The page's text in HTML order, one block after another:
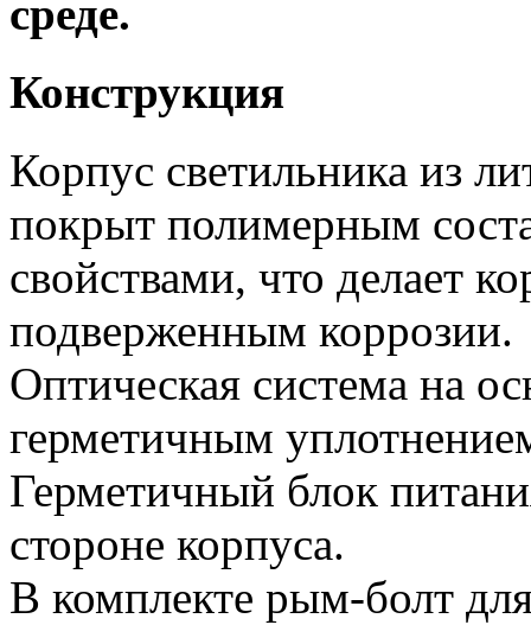
среде.
Конструкция
Корпус светильника из
покрыт полимерным
свойствами, что делает
подверженным коррозии.
Оптическая система на
герметичным
Герметичный блок
стороне корпуса.
В комплекте рым-болт